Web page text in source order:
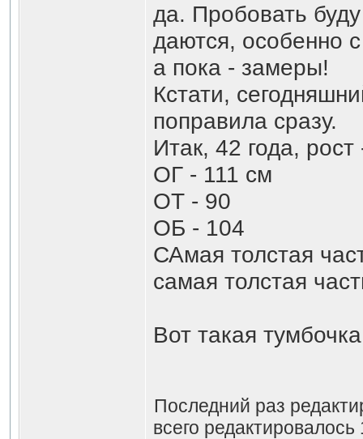
да. Пробовать
даются, особенно
а пока - замеры!
Кстати,
поправила сразу.
Итак, 42 года, рост
ОГ - 111 см
ОТ - 90
ОБ - 104
САмая толстая
самая толстая
Вот такая
Последний раз
всего редактировалось